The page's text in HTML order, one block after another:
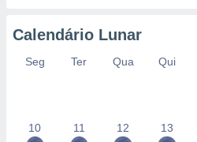
Calendário Lunar
Seg Ter Qua Qui
10 11 12 13